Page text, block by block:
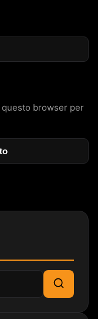
questo browser per
Cerca